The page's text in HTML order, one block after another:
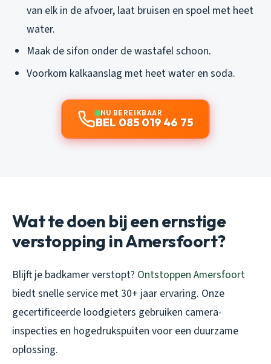
van elk in de afvoer, laat bruisen en spoel met heet
water.
Maak de sifon onder de wastafel schoon.
Voorkom kalkaanslag met heet water en soda.
NU BEREIKBAAR
BEL 085 019 46 75
Wat te doen bij een ernstige
verstopping in Amersfoort?
Blijft je badkamer verstopt? Ontstoppen Amersfoort
biedt snelle service met 30+ jaar ervaring. Onze
gecertificeerde loodgieters gebruiken camera-
inspecties en hogedrukspuiten voor een duurzame
oplossing.